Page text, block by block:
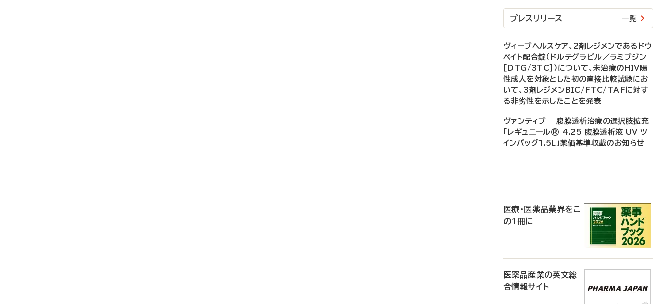
プレスリリース 一覧
ヴィーブヘルスケア、2剤レジメンであるドウ
ベイト配合錠（ドルテグラビル／ラミブジン
［DTG/3TC］）について、未治療のHIV陽
性成人を対象とした初の直接比較試験にお
いて、3剤レジメンBIC/FTC/TAFに対す
る非劣性を示したことを発表
ヴァンティブ 腹膜透析治療の選択肢拡充
「レギュニール® 4.25 腹膜透析液 UV ツ
インバッグ1.5L」薬価基準収載のお知らせ
医療・医薬品業界をこ
の1冊に
医薬品産業の英文総
合情報サイト